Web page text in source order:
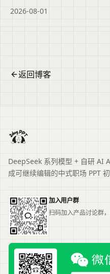
大纲版本记录功能，
2026-08-01
返回博客
DeepSeek 系列模型 + 自研 AI
成可继续编辑的中式职场 PPT 初
加入用户群
扫码加入产品讨论群